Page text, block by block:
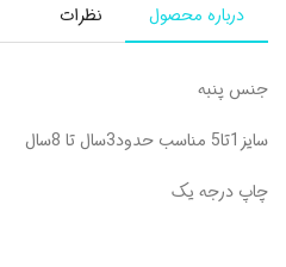
درباره محصول نظرات
جنس پنبه
سایز1تا5 مناسب حدود3سال تا 8سال
چاپ درجه یک